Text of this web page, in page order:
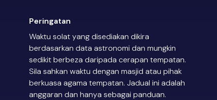
Peringatan
Waktu solat yang disediakan dikira
berdasarkan data astronomi dan mungkin
sedikit berbeza daripada cerapan tempatan.
Sila sahkan waktu dengan masjid atau pihak
berkuasa agama tempatan. Jadual ini adalah
anggaran dan hanya sebagai panduan.